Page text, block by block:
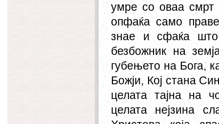
умре со оваа смрт
опфаќа само
знае и сфаќа
безбожник на
губењето на Бога,
Божји, Кој стана
целата тајна на
целата нејзина